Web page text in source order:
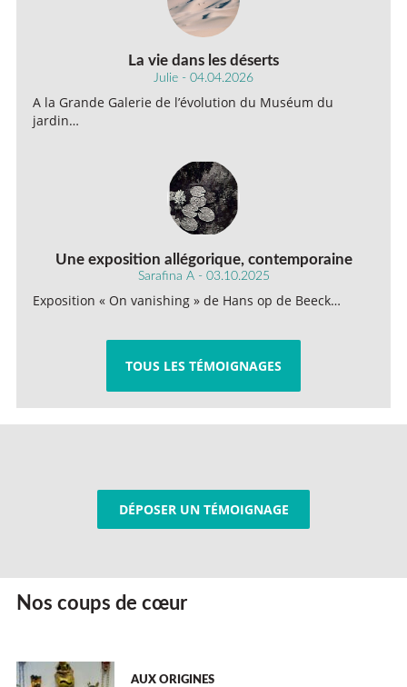
La vie dans les déserts
Julie - 04.04.2026
A la Grande Galerie de l’évolution du Muséum du
jardin…
Une exposition allégorique, contemporaine
Sarafina A - 03.10.2025
Exposition « On vanishing » de Hans op de Beeck…
TOUS LES TÉMOIGNAGES
DÉPOSER UN TÉMOIGNAGE
Nos coups de cœur
AUX ORIGINES